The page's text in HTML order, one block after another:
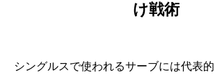
け戦術
シングルスで使われるサーブには代表